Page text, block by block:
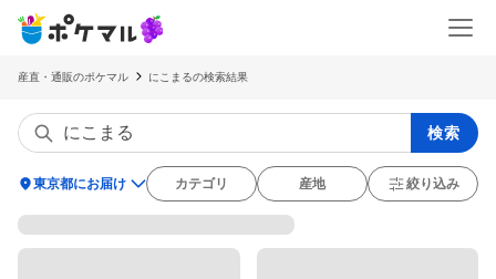
産直・通販のポケマル にこまるの検索結果
検索
location_on東京都にお届け カテゴリ 産地 絞り込み